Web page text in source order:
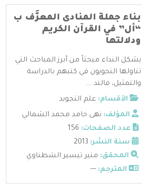
بناء جملة المنادى المعرَّف ب
“أل” في القرآن الكريم
ودلالتها
يشكل النداء مبحثاً من أبرز المباحث التي
تناولها النحويون في كتبهم بالدراسة
والتمثيل، فالند ...
الأقسام: علم التجويد
المؤلف: نهى حامد محمد الشمالي
عدد الصفحات:
سنة النشر:
المحقق: منير تيسير الشطناوي
المترجم: ---